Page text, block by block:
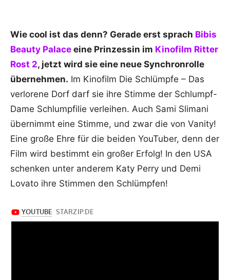
Wie cool ist das denn? Gerade erst sprach Bibis
Beauty Palace eine Prinzessin im Kinofilm Ritter
Rost 2, jetzt wird sie eine neue Synchronrolle
übernehmen. Im Kinofilm Die Schlümpfe – Das
verlorene Dorf darf sie ihre Stimme der Schlumpf-
Dame Schlumpfilie verleihen. Auch Sami Slimani
übernimmt eine Stimme, und zwar die von Vanity!
Eine große Ehre für die beiden YouTuber, denn der
Film wird bestimmt ein großer Erfolg! In den USA
schenken unter anderem Katy Perry und Demi
Lovato ihre Stimmen den Schlümpfen!